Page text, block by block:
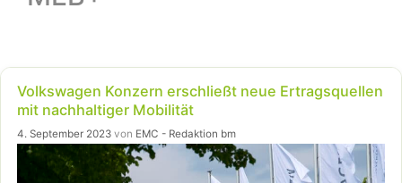
Volkswagen Konzern erschließt neue Ertragsquellen
mit nachhaltiger Mobilität
4. September 2023 von EMC - Redaktion bm